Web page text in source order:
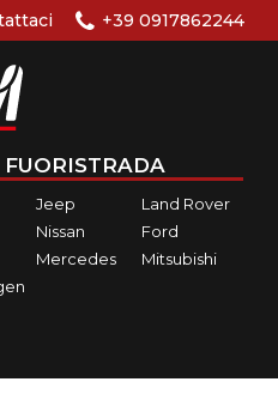
+39 0917862244
Jeep
Land Rover
Nissan
Ford
Mercedes
Mitsubishi